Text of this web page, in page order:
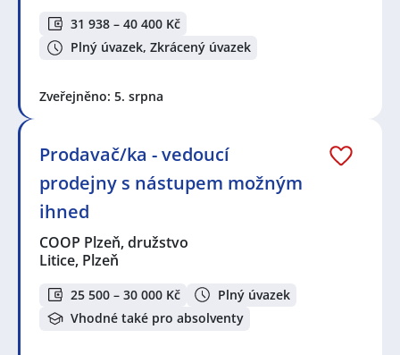
31 938 – 40 400 Kč
Plný úvazek, Zkrácený úvazek
Zveřejněno: 5. srpna
Prodavač/ka - vedoucí
prodejny s nástupem možným
ihned
COOP Plzeň, družstvo
Litice, Plzeň
25 500 – 30 000 Kč
Plný úvazek
Vhodné také pro absolventy